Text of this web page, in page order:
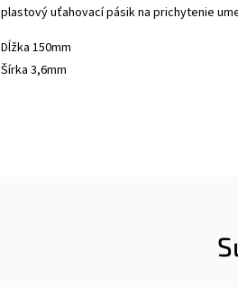
plastový uťahovací pásik na prichytenie
Dĺžka 150mm
Šírka 3,6mm